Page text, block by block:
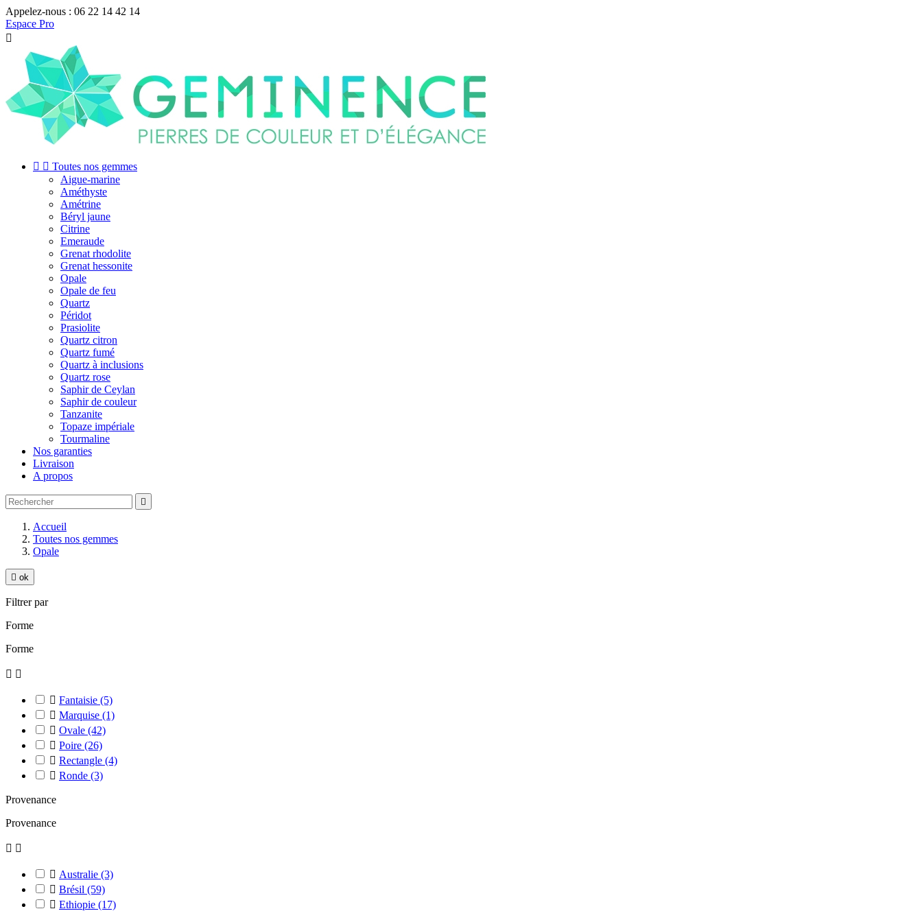
Appelez-nous : 06 22 14 42 14
Espace Pro

  Toutes nos gemmes
Aigue-marine
Améthyste
Amétrine
Béryl jaune
Citrine
Emeraude
Grenat rhodolite
Grenat hessonite
Opale
Opale de feu
Quartz
Péridot
Prasiolite
Quartz citron
Quartz fumé
Quartz à inclusions
Quartz rose
Saphir de Ceylan
Saphir de couleur
Tanzanite
Topaze impériale
Tourmaline
Nos garanties
Livraison
A propos

Accueil
Toutes nos gemmes
Opale
 ok
Filtrer par
Forme
Forme
 
 Fantaisie (5)
 Marquise (1)
 Ovale (42)
 Poire (26)
 Rectangle (4)
 Ronde (3)
Provenance
Provenance
 
 Australie (3)
 Brésil (59)
 Ethiopie (17)